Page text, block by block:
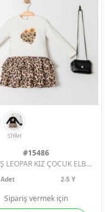
SOMON
#15486
BEBÜŞ LEOPAR KIZ ÇOCUK ELBİSE ÇANTALI
Adet 2-5 Y
Sipariş vermek için